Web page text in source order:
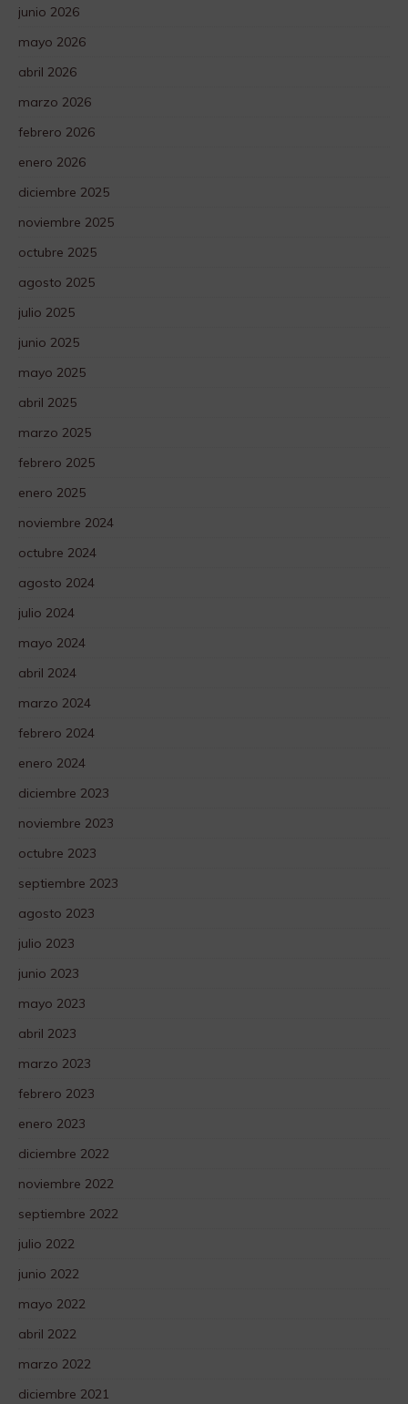
junio 2026
mayo 2026
abril 2026
marzo 2026
febrero 2026
enero 2026
diciembre 2025
noviembre 2025
octubre 2025
agosto 2025
julio 2025
junio 2025
mayo 2025
abril 2025
marzo 2025
febrero 2025
enero 2025
noviembre 2024
octubre 2024
agosto 2024
julio 2024
mayo 2024
abril 2024
marzo 2024
febrero 2024
enero 2024
diciembre 2023
noviembre 2023
octubre 2023
septiembre 2023
agosto 2023
julio 2023
junio 2023
mayo 2023
abril 2023
marzo 2023
febrero 2023
enero 2023
diciembre 2022
noviembre 2022
septiembre 2022
julio 2022
junio 2022
mayo 2022
abril 2022
marzo 2022
diciembre 2021